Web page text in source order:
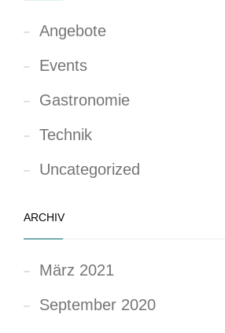
Angebote
Events
Gastronomie
Technik
Uncategorized
ARCHIV
März 2021
September 2020